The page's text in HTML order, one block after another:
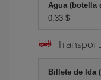
Agua (botella
0,33 $
Billete de Ida